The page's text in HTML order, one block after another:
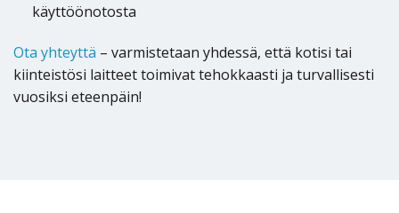
käyttöönotosta
Ota yhteyttä – varmistetaan yhdessä, että kotisi tai
kiinteistösi laitteet toimivat tehokkaasti ja turvallisesti
vuosiksi eteenpäin!